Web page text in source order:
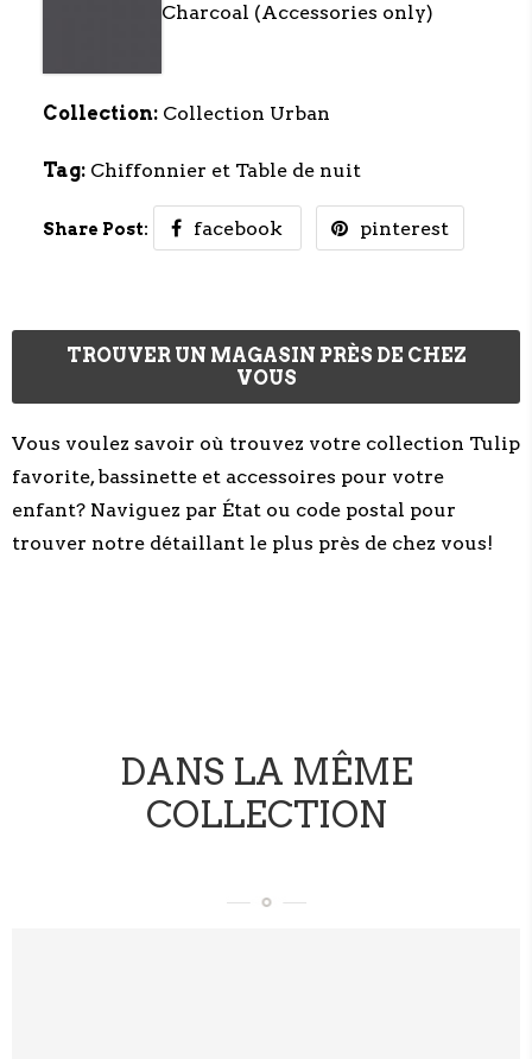
Charcoal (Accessories only)
Collection: Collection Urban
Tag: Chiffonnier et Table de nuit
Share Post: facebook pinterest
TROUVER UN MAGASIN PRÈS DE CHEZ
VOUS
Vous voulez savoir où trouvez votre collection Tulip
favorite, bassinette et accessoires pour votre
enfant? Naviguez par État ou code postal pour
trouver notre détaillant le plus près de chez vous!
DANS LA MÊME
COLLECTION